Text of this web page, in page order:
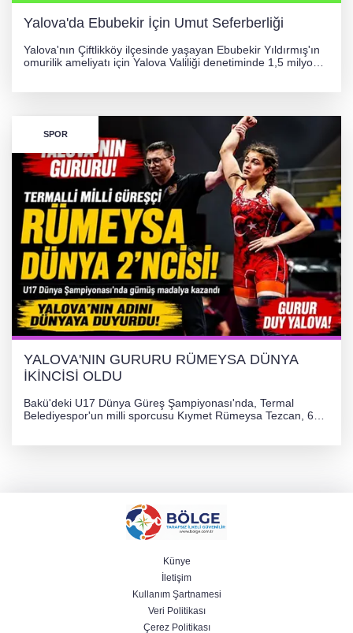
Yalova'da Ebubekir İçin Umut Seferberliği
Yalova'nın Çiftlikköy ilçesinde yaşayan Ebubekir Yıldırmış'ın
omurilik ameliyatı için Yalova Valiliği denetiminde 1,5 milyon
SPOR
YALOVA'NIN GURURU RÜMEYSA DÜNYA
İKİNCİSİ OLDU
Bakü'deki U17 Dünya Güreş Şampiyonası'nda, Termal
Belediyespor'un milli sporcusu Kıymet Rümeysa Tezcan, 69
Künye
İletişim
Kullanım Şartnamesi
Veri Politikası
Çerez Politikası